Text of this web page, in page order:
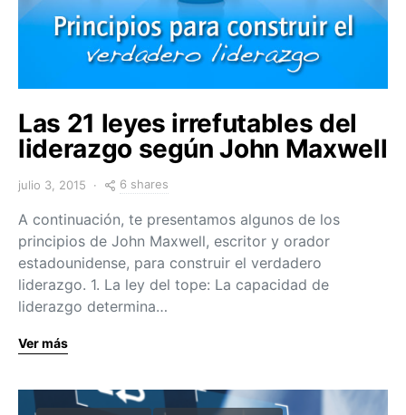
Las 21 leyes irrefutables del
liderazgo según John Maxwell
julio 3, 2015 6 shares
A continuación, te presentamos algunos de los
principios de John Maxwell, escritor y orador
estadounidense, para construir el verdadero
liderazgo. 1. La ley del tope: La capacidad de
liderazgo determina…
Ver más